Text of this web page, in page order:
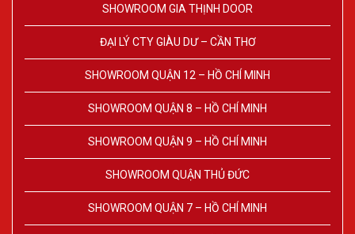
SHOWROOM GIA THỊNH DOOR
ĐẠI LÝ CTY GIÀU DƯ – CẦN THƠ
SHOWROOM QUẬN 12 – HỒ CHÍ MINH
SHOWROOM QUẬN 8 – HỒ CHÍ MINH
SHOWROOM QUẬN 9 – HỒ CHÍ MINH
SHOWROOM QUẬN THỦ ĐỨC
SHOWROOM QUẬN 7 – HỒ CHÍ MINH